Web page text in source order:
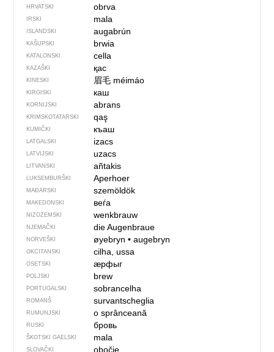
HRVATSKI obrva
IRSKI mala
ISLANDSKI augabrún
KAŠUPSKI brwia
KATALONSKI cella
KAZAŠKI қас
KINESKI 眉毛 méimáo
KIRGISKI каш
KORNIJSKI abrans
KRIMSKOTATARSKI qaş
KUMIČKI къаш
LATGALSKI izacs
LATVIJSKI uzacs
LITVANSKI añtakis
LUKSEMBURŠKI Aperhoer
MAĐARSKI szemöldök
MAKEDONSKI веѓа
NIZOZEMSKI wenkbrauw
NJEMAČKI die Augenbraue
NORVEŠKI øyebryn• augebryn
OKCITANSKI cilha, ussa
OSETSKI ӕрфыг
POLJSKI brew
PORTUGALSKI sobrancelha
ROMANŠ survantscheglia
RUMUNJSKI o sprânceană
RUSKI бровь
ŠKOTSKI GAELSKI mala
SLOVAČKI obočie